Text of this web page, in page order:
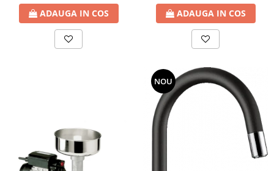
ADAUGA IN COS ADAUGA IN COS
NOU